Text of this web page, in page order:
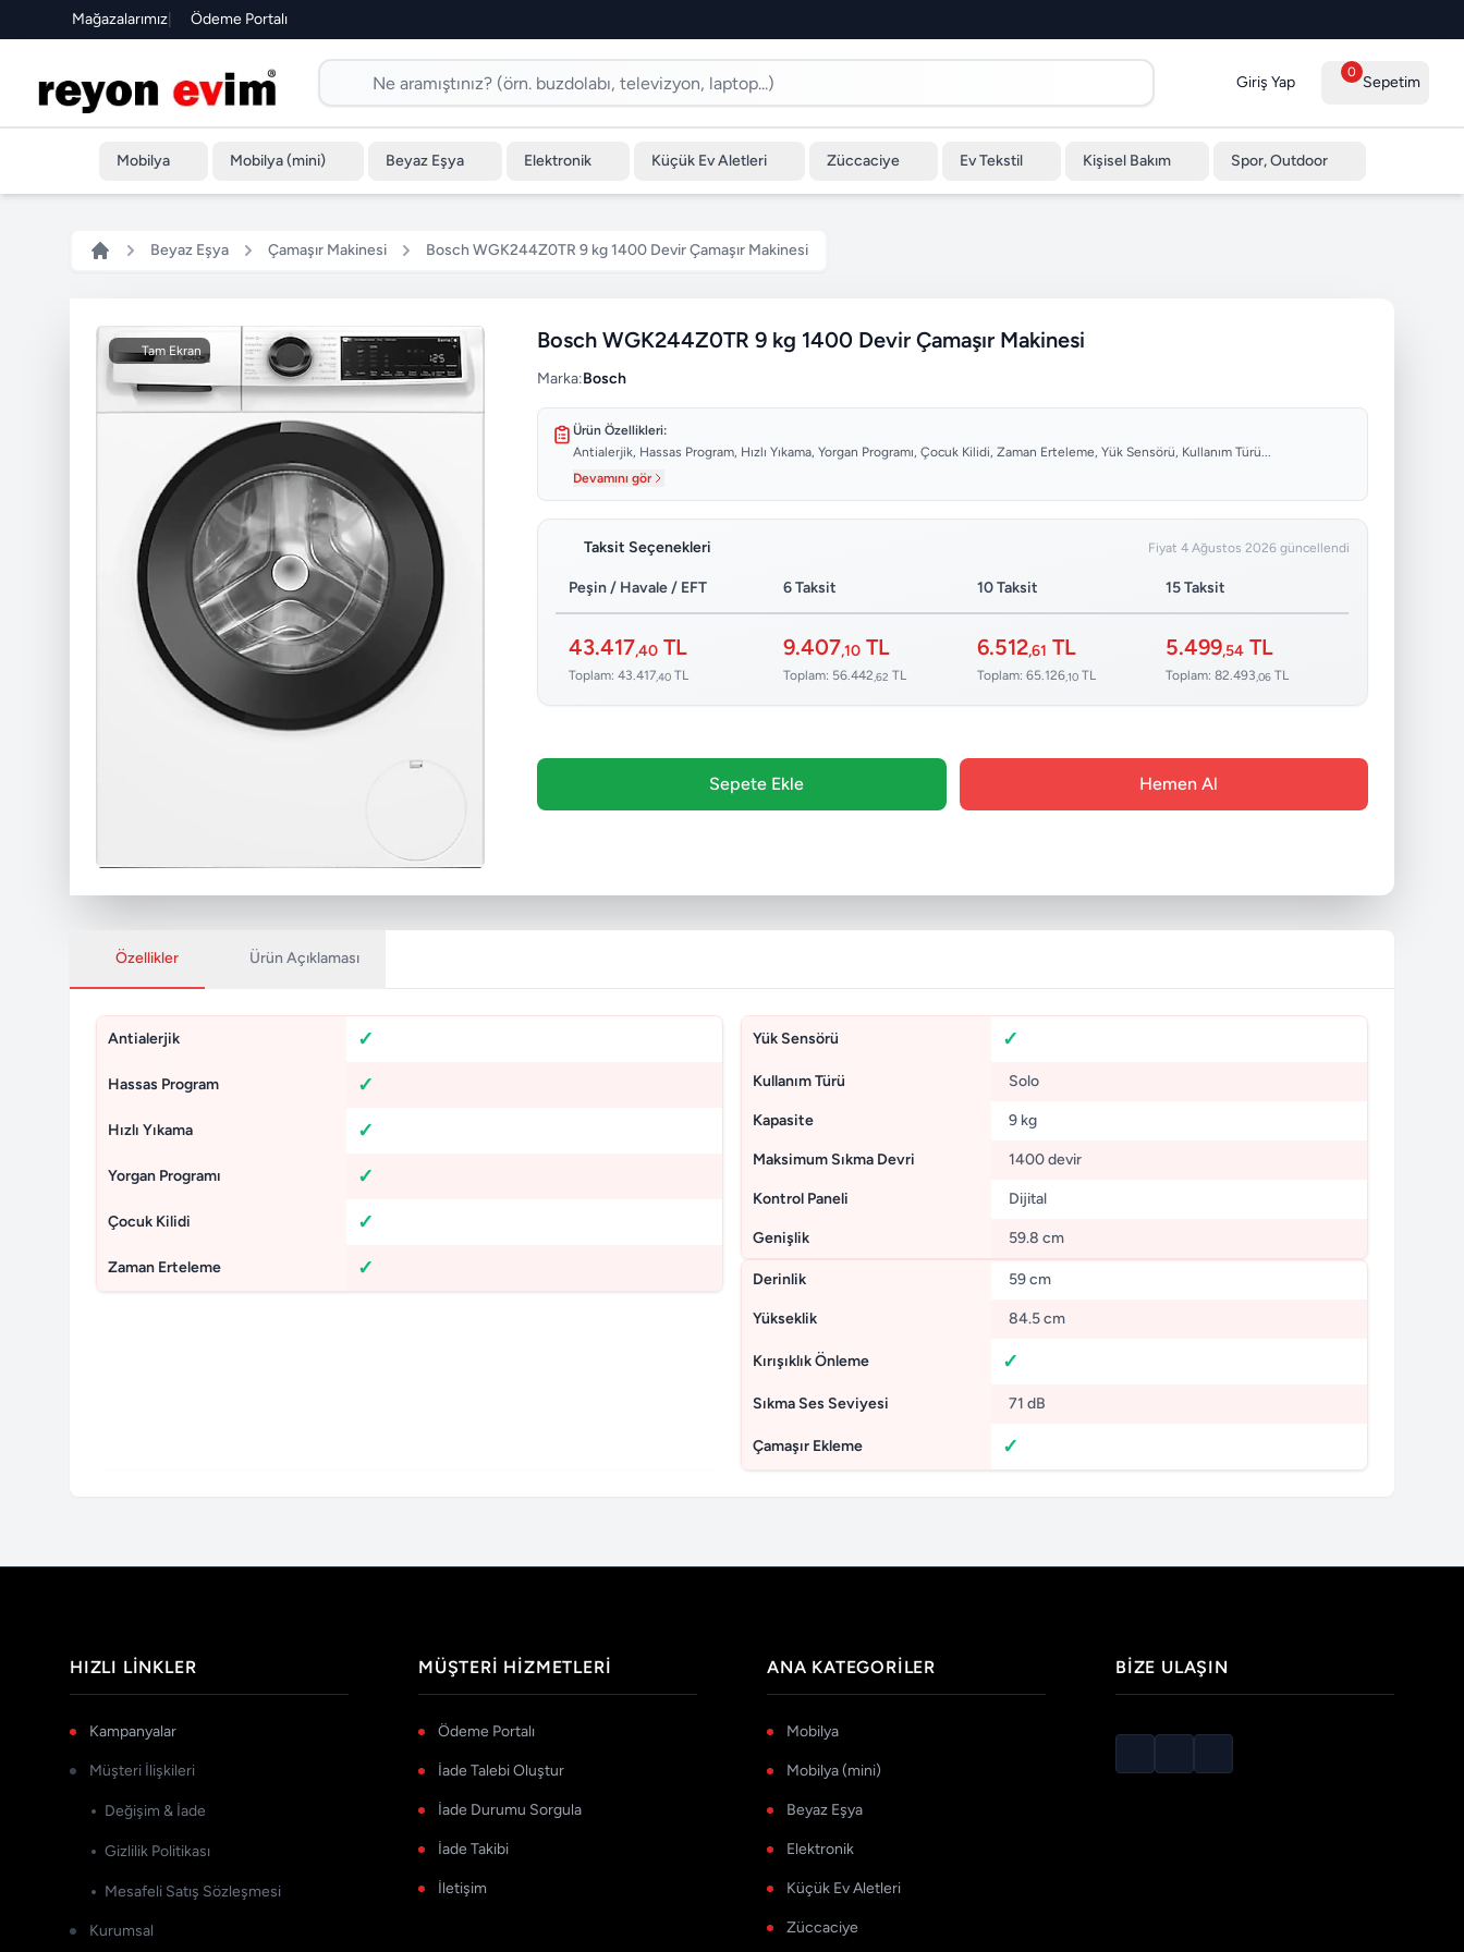
Mağazalarımız| Ödeme Portalı
Giriş Yap
0
Sepetim
Mobilya Mobilya (mini) Beyaz Eşya Elektronik Küçük Ev Aletleri Züccaciye Ev Tekstil Kişisel Bakım Spor, Outdoor
Beyaz Eşya Çamaşır Makinesi Bosch WGK244Z0TR 9 kg 1400 Devir Çamaşır Makinesi
Tam Ekran Bosch WGK244Z0TR 9 kg 1400 Devir Çamaşır Makinesi
Marka:Bosch
Ürün Özellikleri:
Antialerjik, Hassas Program, Hızlı Yıkama, Yorgan Programı, Çocuk Kilidi, Zaman Erteleme, Yük Sensörü, Kullanım Türü...
Devamını gör
Taksit Seçenekleri Fiyat 4 Ağustos 2026 güncellendi
Peşin / Havale / EFT 6 Taksit 10 Taksit 15 Taksit
43.417,40 TL
Toplam: 43.417,40 TL
9.407,10 TL
Toplam: 56.442 ,62 TL
6.512,61 TL
Toplam: 65.126,10 TL
5.499,54 TL
Toplam: 82.493 ,06 TL
Sepete Ekle Hemen Al
Özellikler Ürün Açıklaması
Antialerjik
Hassas Program
Hızlı Yıkama
Yorgan Programı
Çocuk Kilidi
Zaman Erteleme
Yük Sensörü
Kullanım Türü Solo
Kapasite 9 kg
Maksimum Sıkma Devri 1400 devir
Kontrol Paneli Dijital
Genişlik 59.8 cm
Derinlik 59 cm
Yükseklik 84.5 cm
Kırışıklık Önleme
Sıkma Ses Seviyesi 71 dB
Çamaşır Ekleme
HIZLI LINKLER
Kampanyalar
Müşteri İlişkileri
Değişim & İade
Gizlilik Politikası
Mesafeli Satış Sözleşmesi
Kurumsal
MÜŞTERI HIZMETLERI
Ödeme Portalı
İade Talebi Oluştur
İade Durumu Sorgula
İade Takibi
İletişim
ANA KATEGORILER
Mobilya
Mobilya (mini)
Beyaz Eşya
Elektronik
Küçük Ev Aletleri
Züccaciye
BIZE ULAŞIN